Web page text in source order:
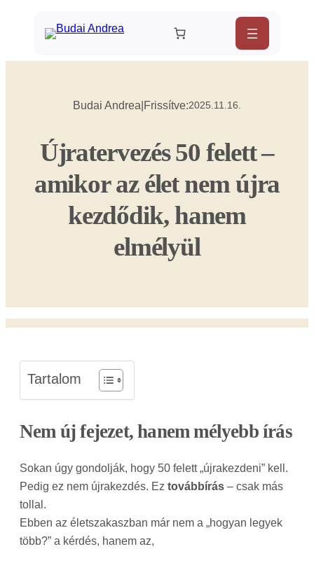
Budai Andrea|Frissítve:2025.11.16.
Újratervezés 50 felett –
amikor az élet nem újra
kezdődik, hanem
elmélyül
Tartalom
Nem új fejezet, hanem mélyebb írás
Sokan úgy gondolják, hogy 50 felett „újrakezdeni” kell.
Pedig ez nem újrakezdés. Ez továbbírás – csak más
tollal.
Ebben az életszakaszban már nem a „hogyan legyek
több?” a kérdés, hanem az,